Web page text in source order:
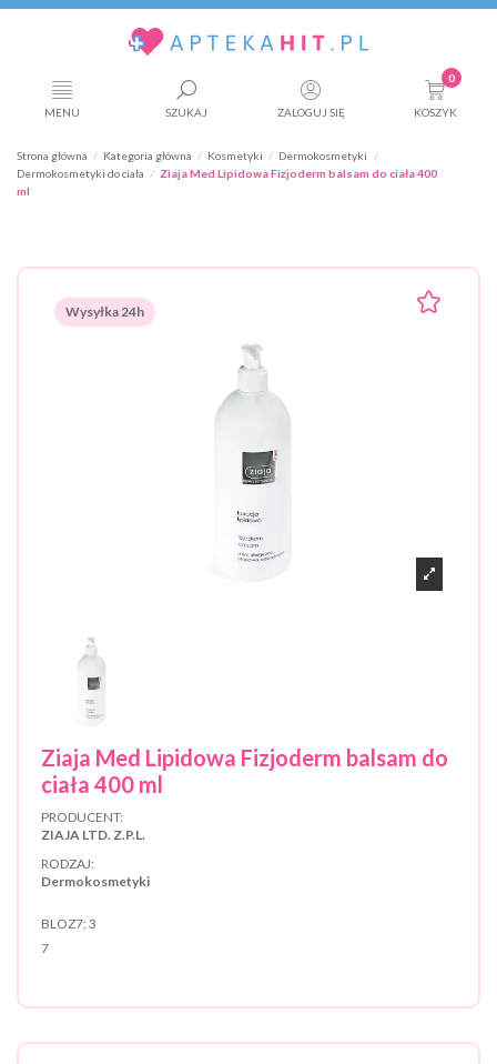
MENU SZUKAJ ZALOGUJ SIĘ
0
KOSZYK
Strona główna Kategoria główna Kosmetyki
Dermokosmetyki
Dermokosmetyki do ciała
Ziaja Med Lipidowa Fizjoderm balsam do ciała 400
ml
Wysyłka 24h
Ziaja Med Lipidowa Fizjoderm balsam do
ciała 400 ml
PRODUCENT:
ZIAJA LTD. Z.P.L.
RODZAJ:
Dermokosmetyki
BLOZ7: 3
7